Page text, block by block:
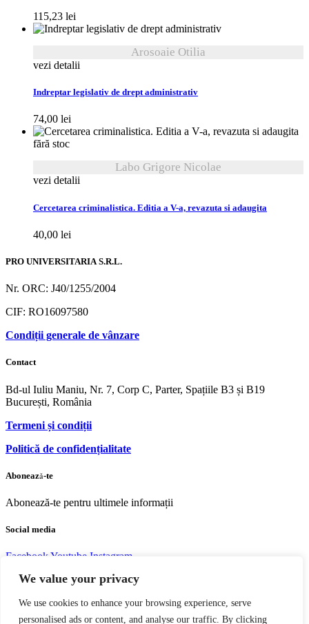
We value your privacy
We use cookies to enhance your browsing experience, serve
personalised ads or content, and analyse our traffic. By clicking
115,23 lei
Arosoaie Otilia
vezi detalii
Indreptar legislativ de drept administrativ
74,00 lei
fără stoc
Labo Grigore Nicolae
vezi detalii
Cercetarea criminalistica. Editia a V-a, revazuta si adaugita
40,00 lei
PRO UNIVERSITARIA S.R.L.
Nr. ORC: J40/1255/2004
CIF: RO16097580
Condiții generale de vânzare
Contact
Bd-ul Iuliu Maniu, Nr. 7, Corp C, Parter, Spațiile B3 și B19
București, România
Termeni și condiții
Politică de confidențialitate
Abonează-te
Abonează-te pentru ultimele informații
Social media
FacebookYoutube Instagram